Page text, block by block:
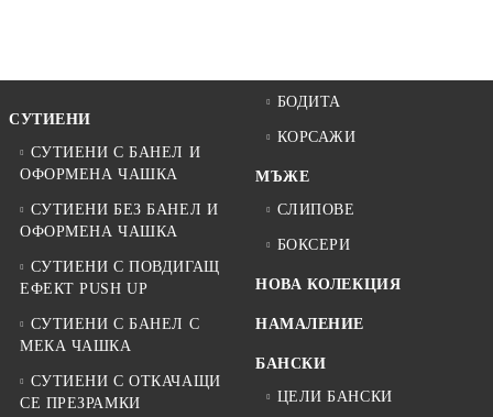
СУТИЕНИ
СУТИЕНИ С БАНЕЛ И
ОФОРМЕНА ЧАШКА
СУТИЕНИ БЕЗ БАНЕЛ И
ОФОРМЕНА ЧАШКА
СУТИЕНИ С ПОВДИГАЩ
ЕФЕКТ PUSH UP
СУТИЕНИ С БАНЕЛ С
МЕКА ЧАШКА
СУТИЕНИ С ОТКАЧАЩИ
СЕ ПРЕЗРАМКИ
БОДИТА
КОРСАЖИ
МЪЖЕ
СЛИПОВЕ
БОКСЕРИ
НОВА КОЛЕКЦИЯ
НАМАЛЕНИЕ
БАНСКИ
ЦЕЛИ БАНСКИ